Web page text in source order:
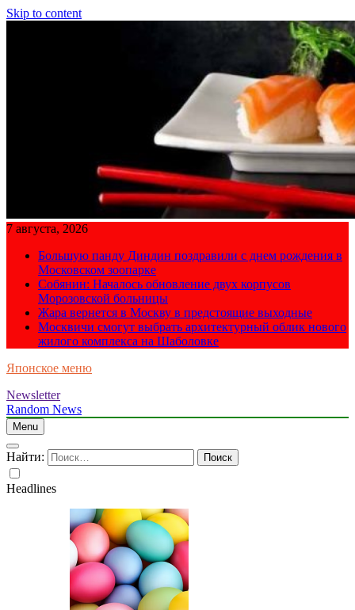
Skip to content
7 августа, 2026
Большую панду Диндин поздравили с днем рождения в
Московском зоопарке
Собянин: Началось обновление двух корпусов
Морозовской больницы
Жара вернется в Москву в предстоящие выходные
Москвичи смогут выбрать архитектурный облик нового
жилого комплекса на Шаболовке
Японское меню
Newsletter
Random News
Menu
Найти:
Headlines